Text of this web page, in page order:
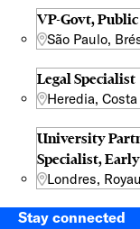
VP-Govt,
São Paulo,
Legal Specialist
Heredia,
University
Specialist,
Londres,
Stay connected